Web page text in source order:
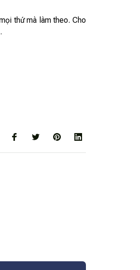
thứ mà làm theo. Cho